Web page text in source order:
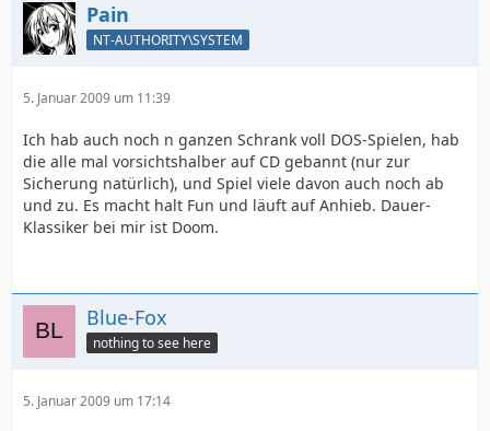
Pain
NT-AUTHORITY\SYSTEM
5. Januar 2009 um 11:39
Ich hab auch noch n ganzen Schrank voll DOS-Spielen, hab
die alle mal vorsichtshalber auf CD gebannt (nur zur
Sicherung natürlich), und Spiel viele davon auch noch ab
und zu. Es macht halt Fun und läuft auf Anhieb. Dauer-
Klassiker bei mir ist Doom.
Blue-Fox
nothing to see here
5. Januar 2009 um 17:14